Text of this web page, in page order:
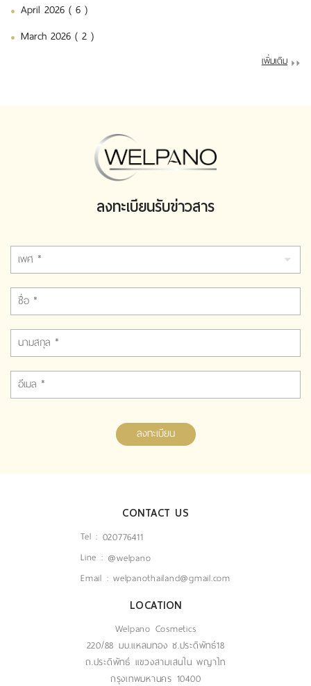
April 2026 ( 6 )
March 2026 ( 2 )
เพิ่มเติม
ลงทะเบียนรับข่าวสาร
ลงทะเบียน
CONTACT US
Tel : 020776411
Line : @welpano
Email :welpanothailand@gmail.com
LOCATION
Welpano Cosmetics
220/88 มบ.แหลมทอง ซ.ประดิพัทธ์18
ถ.ประดิพัทธ์ แขวงสามเสนใน พญาไท
กรุงเทพมหานคร 10400